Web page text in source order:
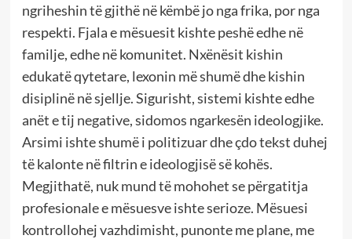
ngriheshin të gjithë në këmbë jo nga frika, por nga
respekti. Fjala e mësuesit kishte peshë edhe në
familje, edhe në komunitet. Nxënësit kishin
edukatë qytetare, lexonin më shumë dhe kishin
disiplinë në sjellje. Sigurisht, sistemi kishte edhe
anët e tij negative, sidomos ngarkesën ideologjike.
Arsimi ishte shumë i politizuar dhe çdo tekst duhej
të kalonte në filtrin e ideologjisë së kohës.
Megjithatë, nuk mund të mohohet se përgatitja
profesionale e mësuesve ishte serioze. Mësuesi
kontrollohej vazhdimisht, punonte me plane, me